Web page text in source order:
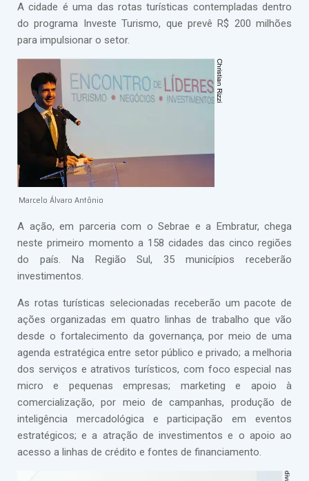
A cidade é uma das rotas turísticas contempladas dentro
do programa Investe Turismo, que prevê R$ 200 milhões
para impulsionar o setor.
Marcelo Álvaro Antônio
A ação, em parceria com o Sebrae e a Embratur, chega
neste primeiro momento a 158 cidades das cinco regiões
do país. Na Região Sul, 35 municípios receberão
investimentos.
As rotas turísticas selecionadas receberão um pacote de
ações organizadas em quatro linhas de trabalho que vão
desde o fortalecimento da governança, por meio de uma
agenda estratégica entre setor público e privado; a melhoria
dos serviços e atrativos turísticos, com foco especial nas
micro e pequenas empresas; marketing e apoio à
comercialização, por meio de campanhas, produção de
inteligência mercadológica e participação em eventos
estratégicos; e a atração de investimentos e o apoio ao
acesso a linhas de crédito e fontes de financiamento.